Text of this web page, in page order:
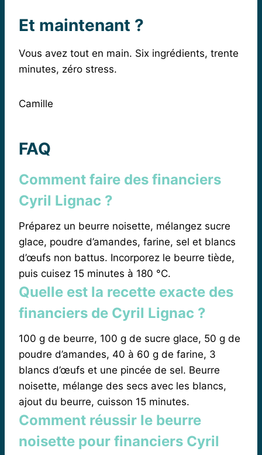
Et maintenant ?
Vous avez tout en main. Six ingrédients, trente
minutes, zéro stress.
Camille
FAQ
Comment faire des financiers
Cyril Lignac ?
Préparez un beurre noisette, mélangez sucre
glace, poudre d’amandes, farine, sel et blancs
d’œufs non battus. Incorporez le beurre tiède,
puis cuisez 15 minutes à 180 °C.
Quelle est la recette exacte des
financiers de Cyril Lignac ?
100 g de beurre, 100 g de sucre glace, 50 g de
poudre d’amandes, 40 à 60 g de farine, 3
blancs d’œufs et une pincée de sel. Beurre
noisette, mélange des secs avec les blancs,
ajout du beurre, cuisson 15 minutes.
Comment réussir le beurre
noisette pour financiers Cyril